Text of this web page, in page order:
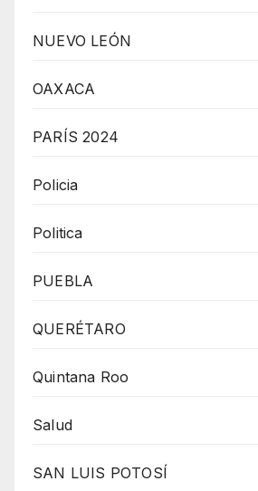
NUEVO LEÓN
OAXACA
PARÍS 2024
Policia
Politica
PUEBLA
QUERÉTARO
Quintana Roo
Salud
SAN LUIS POTOSÍ